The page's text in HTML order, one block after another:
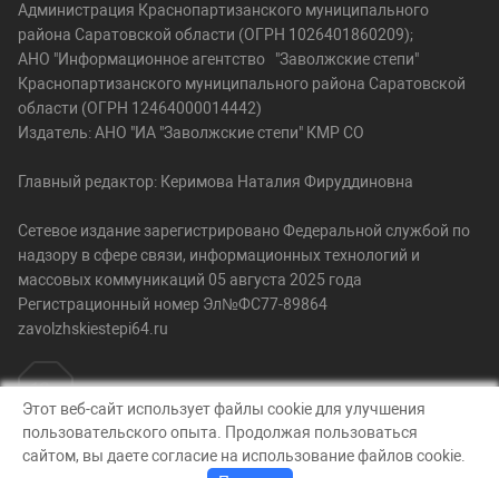
Администрация Краснопартизанского муниципального
района Саратовской области (ОГРН 1026401860209);
АНО "Информационное агентство "Заволжские степи"
Краснопартизанского муниципального района Саратовской
области (ОГРН 12464000014442)
Издатель: АНО "ИА "Заволжские степи" КМР СО
Главный редактор: Керимова Наталия Фируддиновна
Сетевое издание зарегистрировано Федеральной службой по
надзору в сфере связи, информационных технологий и
массовых коммуникаций 05 августа 2025 года
Регистрационный номер Эл№ФС77-89864
zavolzhskiestepi64.ru
© Заволжские степи, 2026
Создание сайта — nopreset
Этот веб-сайт использует файлы cookie для улучшения
пользовательского опыта. Продолжая пользоваться
сайтом, вы даете согласие на использование файлов cookie.